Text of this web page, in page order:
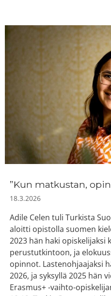
”Kun matkustan,
18.3.2026
Adile Celen tuli Turkista
aloitti opistolla suomen
2023 hän haki opiskelijaksi
perustutkintoon, ja
opinnot. Lastenohjaajaksi
2026, ja syksyllä 2025 hän
Erasmus+ -vaihto-